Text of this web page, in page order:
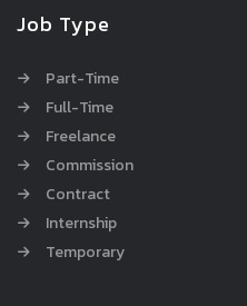
Job Type
Part-Time
Full-Time
Freelance
Commission
Contract
Internship
Temporary